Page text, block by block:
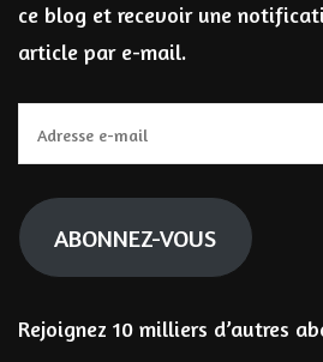
ce blog et recevoir une
article par e-mail.
e-
mail
ABONNEZ-VOUS
Rejoignez 10 milliers d’autres